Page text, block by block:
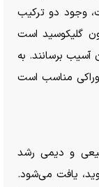
وجود دو ترکیب
گلیکوسید است
برسانند. به
مناسب است
و دیمی رشد
یافت می‌شود.